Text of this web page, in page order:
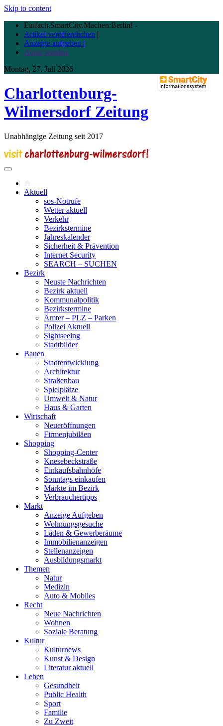
Skip to content
Einfach.SmartCity.Machen:Berlin! -
Artikel veröffentlichen |
Anzeige aufgeben |
Autor werden
Montag, 27. Juli 2026
Charlottenburg-
Wilmersdorf Zeitung
Unabhängige Zeitung seit 2017
Aktuell
sos-Notrufe
Wetter aktuell
Verkehr
Bezirkstermine
Jahreskalender
Sicherheit & Prävention
Internet Security
SEARCH – SUCHEN
Bezirk
Neuste Nachrichten
Bezirk aktuell
Kommunalpolitik
Bezirkstermine
Ämter – PLZ – Parken
Polizei Aktuell
Sightseeing
Stadtbilder
Bauen
Stadtentwicklung
Architektur
Straßenbau
Spielplätze
Umwelt & Natur
Haus & Garten
Wirtschaft
Neueröffnungen
Firmenjubiläen
Shopping
Shopping-Center
Knesebeckstraße
Einkaufsbahnhöfe
Sonntags einkaufen
Märkte im Bezirk
Verbrauchertipps
Markt
Anzeige Aufgeben
Wohnungsgesuche
Läden & Gewerberäume
Immobilienanzeigen
Stellenanzeigen
Ausbildungsmarkt
Themen
Natur
Medizin
Auto & Mobiles
Recht
Neue Nachrichten
Wohnen
Soziale Beratung
Kultur
Kulturnews
Kunst & Design
Literatur aktuell
Leben
Gesundheit
Public Health
Sport
Familie
Zu Zweit